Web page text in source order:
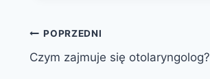
Nawigacja
wpisu
POPRZEDNI
Czym zajmuje się otolaryngolog?